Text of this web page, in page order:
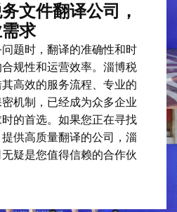
文件翻译公司，
求
题时，翻译的准确性和时
规性和运营效率。淄博税
高效的服务流程、专业的
机制，已经成为众多企业
的首选。如果您正在寻找
供高质量翻译的公司，淄
疑是您值得信赖的合作伙